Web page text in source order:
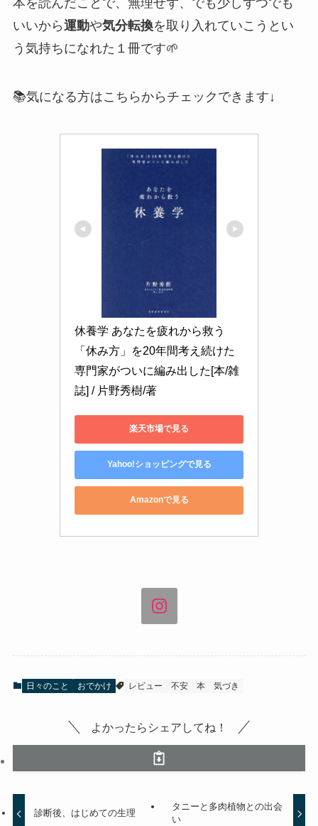
本を読んだことで、無理せず、でも少しずつでも
いいから運動や気分転換を取り入れていこうとい
う気持ちになれた１冊です🌱
📚気になる方はこちらからチェックできます↓
休養学 あなたを疲れから救う
「休み方」を20年間考え続けた
専門家がついに編み出した[本/雑
誌] / 片野秀樹/著
楽天市場で見る
Yahoo!ショッピングで見る
Amazonで見る
日々のこと おでかけ レビュー 不安 本 気づき
よかったらシェアしてね！
診断後、はじめての生理
タニーと多肉植物との出会
い